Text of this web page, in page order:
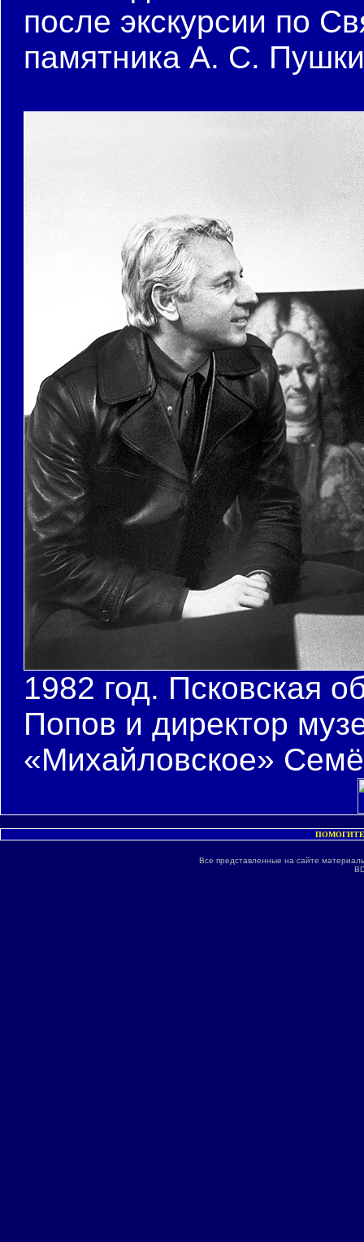
после экскурсии по
памятника А. С.
1982 год. Псковская
Попов и директор
«Михайловское»
Все представленные на сайте